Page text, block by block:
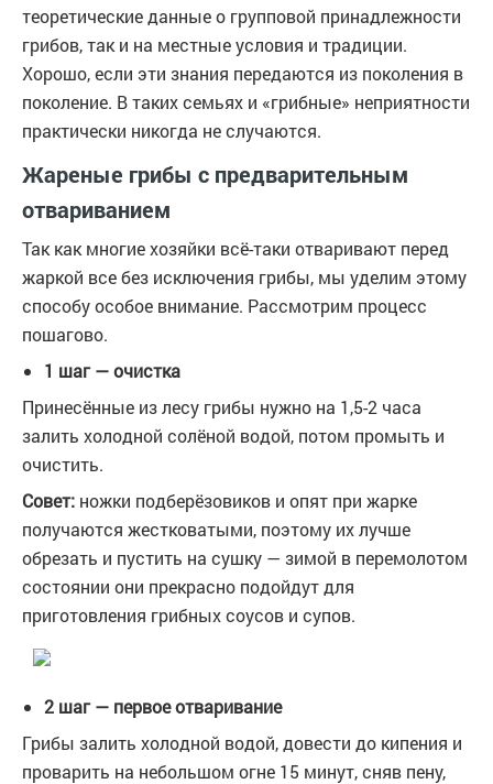
теоретические данные о групповой принадлежности
грибов, так и на местные условия и традиции.
Хорошо, если эти знания передаются из поколения в
поколение. В таких семьях и «грибные» неприятности
практически никогда не случаются.
Жареные грибы с предварительным
отвариванием
Так как многие хозяйки всё-таки отваривают перед
жаркой все без исключения грибы, мы уделим этому
способу особое внимание. Рассмотрим процесс
пошагово.
1 шаг — очистка
Принесённые из лесу грибы нужно на 1,5-2 часа
залить холодной солёной водой, потом промыть и
очистить.
Совет: ножки подберёзовиков и опят при жарке
получаются жестковатыми, поэтому их лучше
обрезать и пустить на сушку — зимой в перемолотом
состоянии они прекрасно подойдут для
приготовления грибных соусов и супов.
2 шаг — первое отваривание
Грибы залить холодной водой, довести до кипения и
проварить на небольшом огне 15 минут, сняв пену,